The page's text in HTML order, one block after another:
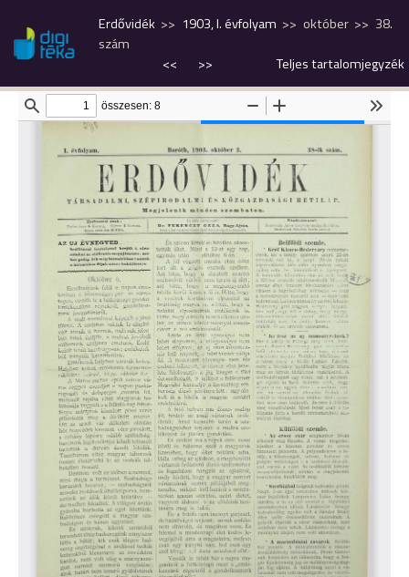
Erdővidék 1903, I. évfolyam október
38.
szám
<<
>> Teljes tartalomjegyzék